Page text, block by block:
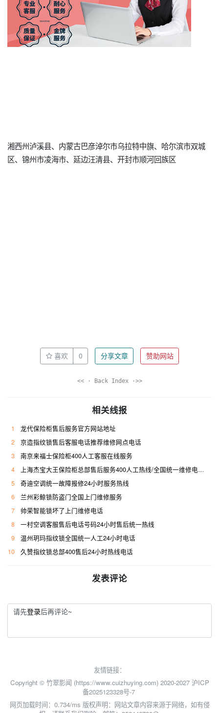
湘西州泸溪县、内蒙古巴彦淖尔市乌拉特中旗、哈尔滨市双城
区、锦州市凌海市、延边汪清县、开封市顺河回族区
喜欢 0 分享文章 赞助网站
<< · Back Index ·>>
相关线报
1
龙代保险柜售后服务官方网站地址
2
京造指纹锁售后客服电话推荐维修网点电话
3
南京来福士保险柜400人工客服在线服务
4
上海杰宝大王保险柜总部售后服务400人工热线/全国统一维修电话是多少
5
奇迪空调统一故障报修24小时服务热线
6
兰州彩鲸锁防盗门全国上门维修服务
7
帅荣智能锁坏了上门维修电话
8
一村空调客服售后电话号码24小时售后统一热线
9
温州玥玛指纹锁全国统一人工24小时电话
10
久赞指纹锁总部400售后24小时热线电话
发表评论
请先登录后再评论~
友情链接：
Copyright © 竹翠影闻 (https://www.cuizhuying.com) 2020-2027 沪ICP
备2025123328号-7
网页加载时间：0.734/ms 版权声明：网站文章内容来源于网络，如有侵